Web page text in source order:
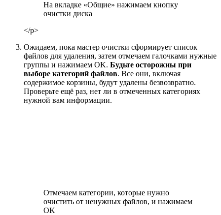
На вкладке «Общие» нажимаем кнопку
очистки диска
</p>
Ожидаем, пока мастер очистки сформирует список
файлов для удаления, затем отмечаем галочками нужные
группы и нажимаем OK. Будьте осторожны при
выборе категорий файлов. Все они, включая
содержимое корзины, будут удалены безвозвратно.
Проверьте ещё раз, нет ли в отмеченных категориях
нужной вам информации.
Отмечаем категории, которые нужно
очистить от ненужных файлов, и нажимаем
OK